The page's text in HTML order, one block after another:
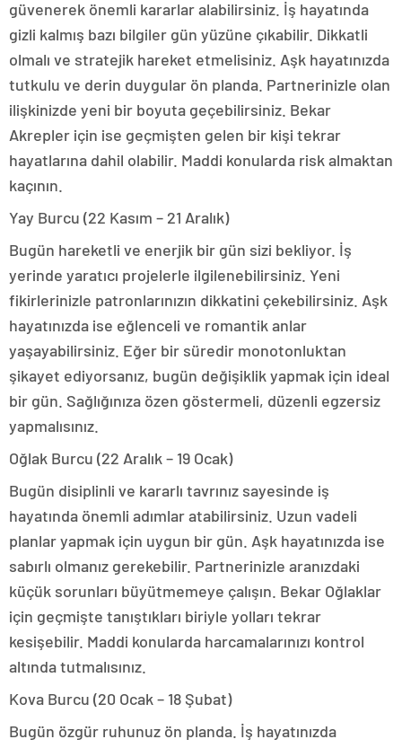
güvenerek önemli kararlar alabilirsiniz. İş hayatında
gizli kalmış bazı bilgiler gün yüzüne çıkabilir. Dikkatli
olmalı ve stratejik hareket etmelisiniz. Aşk hayatınızda
tutkulu ve derin duygular ön planda. Partnerinizle olan
ilişkinizde yeni bir boyuta geçebilirsiniz. Bekar
Akrepler için ise geçmişten gelen bir kişi tekrar
hayatlarına dahil olabilir. Maddi konularda risk almaktan
kaçının.
Yay Burcu (22 Kasım – 21 Aralık)
Bugün hareketli ve enerjik bir gün sizi bekliyor. İş
yerinde yaratıcı projelerle ilgilenebilirsiniz. Yeni
fikirlerinizle patronlarınızın dikkatini çekebilirsiniz. Aşk
hayatınızda ise eğlenceli ve romantik anlar
yaşayabilirsiniz. Eğer bir süredir monotonluktan
şikayet ediyorsanız, bugün değişiklik yapmak için ideal
bir gün. Sağlığınıza özen göstermeli, düzenli egzersiz
yapmalısınız.
Oğlak Burcu (22 Aralık – 19 Ocak)
Bugün disiplinli ve kararlı tavrınız sayesinde iş
hayatında önemli adımlar atabilirsiniz. Uzun vadeli
planlar yapmak için uygun bir gün. Aşk hayatınızda ise
sabırlı olmanız gerekebilir. Partnerinizle aranızdaki
küçük sorunları büyütmemeye çalışın. Bekar Oğlaklar
için geçmişte tanıştıkları biriyle yolları tekrar
kesişebilir. Maddi konularda harcamalarınızı kontrol
altında tutmalısınız.
Kova Burcu (20 Ocak – 18 Şubat)
Bugün özgür ruhunuz ön planda. İş hayatınızda